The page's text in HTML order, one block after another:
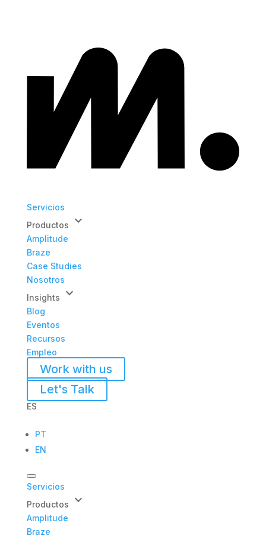
Servicios
Productos
keyboard_arrow_down
Amplitude
Braze
Case Studies
Nosotros
Insights
keyboard_arrow_down
Blog
Eventos
Recursos
Empleo
Work with us
Let's Talk
ES
PT
EN
Servicios
Productos
keyboard_arrow_down
Amplitude
Braze